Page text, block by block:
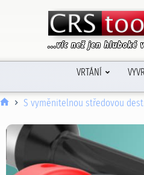
VRTÁNÍ
S vyměnitelnou středovou